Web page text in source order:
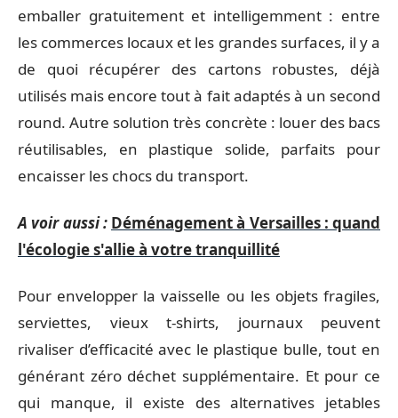
emballer gratuitement et intelligemment : entre
les commerces locaux et les grandes surfaces, il y a
de quoi récupérer des cartons robustes, déjà
utilisés mais encore tout à fait adaptés à un second
round. Autre solution très concrète : louer des bacs
réutilisables, en plastique solide, parfaits pour
encaisser les chocs du transport.
A voir aussi : Déménagement à Versailles : quand
l'écologie s'allie à votre tranquillité
Pour envelopper la vaisselle ou les objets fragiles,
serviettes, vieux t-shirts, journaux peuvent
rivaliser d’efficacité avec le plastique bulle, tout en
générant zéro déchet supplémentaire. Et pour ce
qui manque, il existe des alternatives jetables